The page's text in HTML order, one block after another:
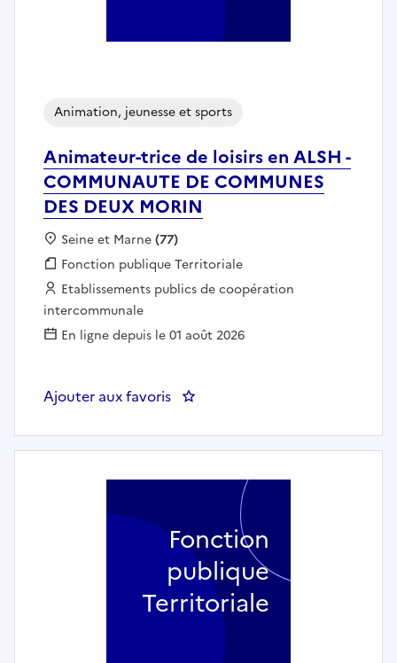
Animateur-trice de loisirs en ALSH -
COMMUNAUTE DE COMMUNES
DES DEUX MORIN
Animation, jeunesse et sports
Localisation :
Seine et Marne(77)
Fonction publique :
Fonction publique Territoriale
Employeur :
Etablissements publics de coopération
intercommunale
En ligne depuis le 01 août 2026
Ajouter aux favoris : Animateur-trice de loisirs en
Fonction
publique
Territoriale